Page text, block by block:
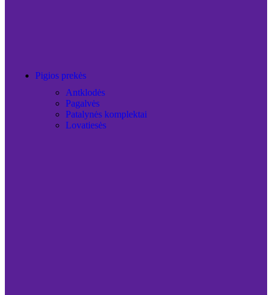
Pigios prekės
Antklodės
Pagalvės
Patalynės komplektai
Lovatiesės